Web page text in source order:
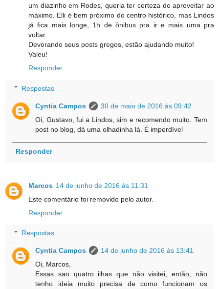
um diazinho em Rodes, queria ter certeza de aproveitar ao
máximo. Elli é bem próximo do centro histórico, mas Lindos
já fica mais longe, 1h de ônibus pra ir e mais uma pra
voltar.
Devorando seus posts gregos, estão ajudando muito!
Valeu!
Responder
Respostas
Cyntia Campos
30 de maio de 2016 às 09:42
Oi, Gustavo, fui a Lindos, sim e recomendo muito. Tem
post no blog, dá uma olhadinha lá. É imperdível
Responder
Marcos 14 de junho de 2016 às 11:31
Este comentário foi removido pelo autor.
Responder
Respostas
Cyntia Campos
14 de junho de 2016 às 13:41
Oi, Marcos,
Essas sao quatro ilhas que não visitei, então, não
tenho ideia muito precisa de como funcionam os